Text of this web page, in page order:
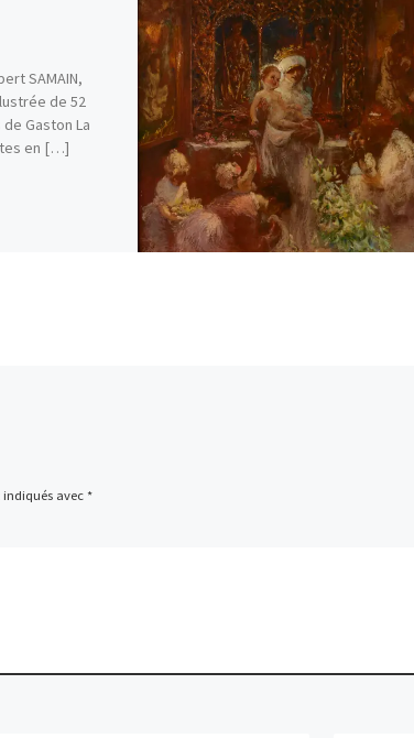
SAMAIN,
de 52
Gaston La
en […]
avec *